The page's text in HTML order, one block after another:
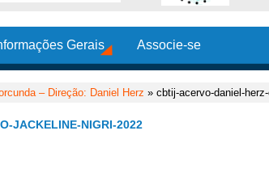
Gerais Associe-se
– Direção: Daniel Herz » cbtij-acervo-daniel-
JACKELINE-NIGRI-2022